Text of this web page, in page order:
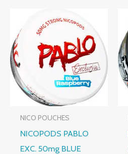
NICO POUCHES
NICOPODS PABLO
EXC. 50mg BLUE